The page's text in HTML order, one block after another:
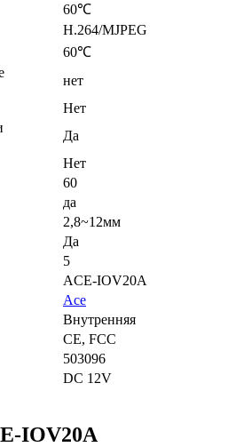
60℃
H.264/MJPEG
60℃
нет
Нет
Да
Нет
60
да
2,8~12мм
Да
5
ACE-IOV20A
Ace
Внутренняя
CE, FCC
503096
DC 12V
IOV20A